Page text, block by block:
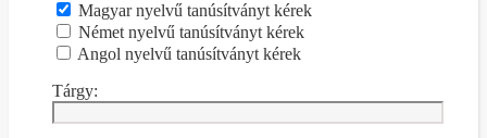
Magyar nyelvű tanúsítványt kérek
Német nyelvű tanúsítványt kérek
Angol nyelvű tanúsítványt kérek
Tárgy: